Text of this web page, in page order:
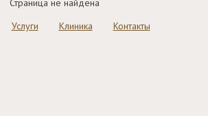
Страница не найдена
Услуги Клиника Контакты